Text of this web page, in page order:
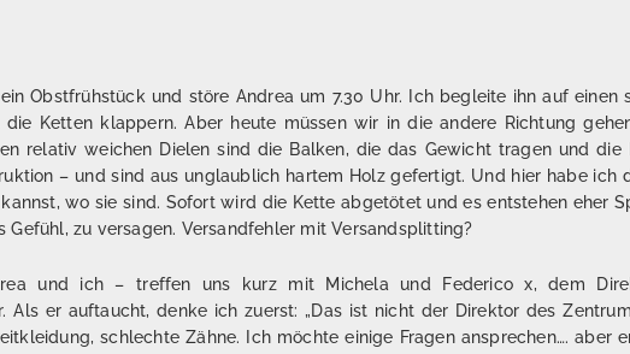
Obstfrühstück und störe Andrea um 7.30 Uhr. Ich begleite ihn auf einen
Ketten klappern. Aber heute müssen wir in die andere Richtung
relativ weichen Dielen sind die Balken, die das Gewicht tragen und die
– und sind aus unglaublich hartem Holz gefertigt. Und hier habe ich
wo sie sind. Sofort wird die Kette abgetötet und es entstehen eher
zu versagen. Versandfehler mit Versandsplitting?
und ich – treffen uns kurz mit Michela und Federico x, dem
er auftaucht, denke ich zuerst: „Das ist nicht der Direktor des
schlechte Zähne. Ich möchte einige Fragen ansprechen…. aber